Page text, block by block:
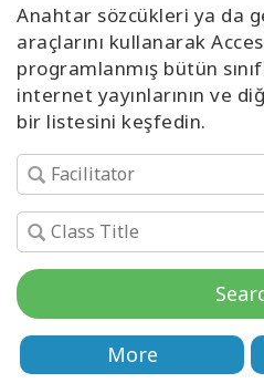
Access
Bars
Bölgeler
Sınıflar
Kolaylaştırıcılar
Anahtar sözcükleri ya da
araçlarını kullanarak
programlanmış bütün
internet yayınlarının ve
bir listesini keşfedin.
More